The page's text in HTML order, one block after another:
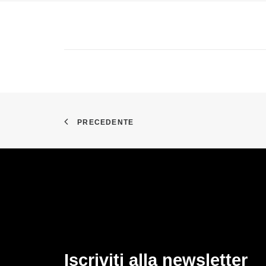
PRECEDENTE
Iscriviti alla newsletter